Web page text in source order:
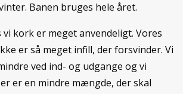
Banen bruges hele året.
vi kork er meget anvendeligt. Vores
er så meget infill, der forsvinder. Vi
ved ind- og udgange og vi
er en mindre mængde, der skal